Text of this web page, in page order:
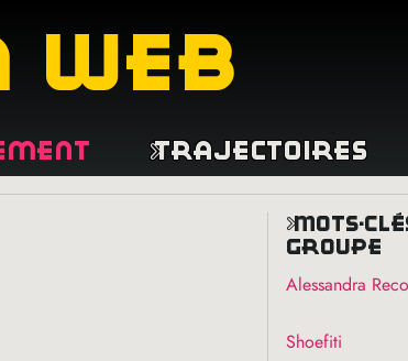
web
Trajectoires
mots-clés dans le même
groupe
Alessandra
Shoefiti